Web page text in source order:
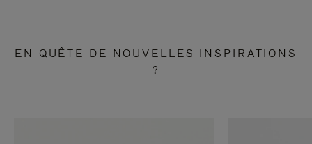
EN QUÊTE DE NOUVELLES INSPIRATIONS
?